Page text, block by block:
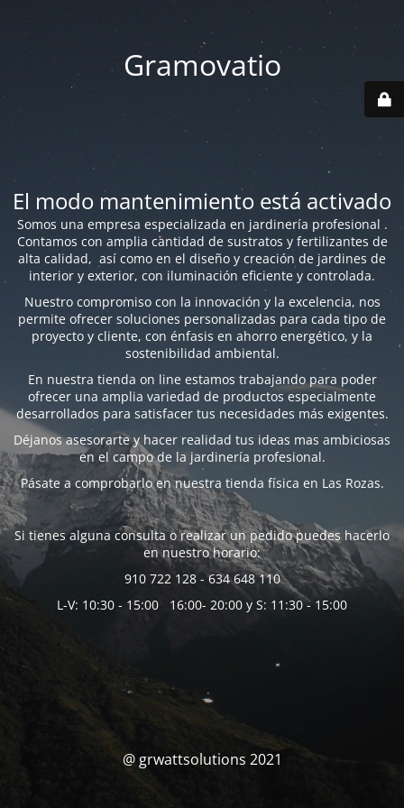
Gramovatio
El modo mantenimiento está activado
Somos una empresa especializada en jardinería profesional .
Contamos con amplia cantidad de sustratos y fertilizantes de
alta calidad, así como en el diseño y creación de jardines de
interior y exterior, con iluminación eficiente y controlada.
Nuestro compromiso con la innovación y la excelencia, nos
permite ofrecer soluciones personalizadas para cada tipo de
proyecto y cliente, con énfasis en ahorro energético, y la
sostenibilidad ambiental.
En nuestra tienda on line estamos trabajando para poder
ofrecer una amplia variedad de productos especialmente
desarrollados para satisfacer tus necesidades más exigentes.
Déjanos asesorarte y hacer realidad tus ideas mas ambiciosas
en el campo de la jardinería profesional.
Pásate a comprobarlo en nuestra tienda física en Las Rozas.
Si tienes alguna consulta o realizar un pedido puedes hacerlo
en nuestro horario:
910 722 128 - 634 648 110
L-V: 10:30 - 15:00 16:00- 20:00 y S: 11:30 - 15:00
@ grwattsolutions 2021